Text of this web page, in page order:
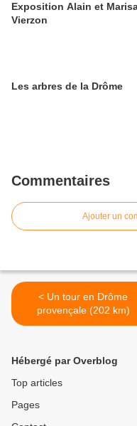
Exposition Alain et
Vierzon
Les arbres de la Drôme
Commentaires
Ajouter un
< Un tour en Drôme
provençale (202 km)
Hébergé par Overblog
Top articles
Pages